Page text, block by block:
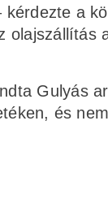
a
olajszállítás
Gulyás
és